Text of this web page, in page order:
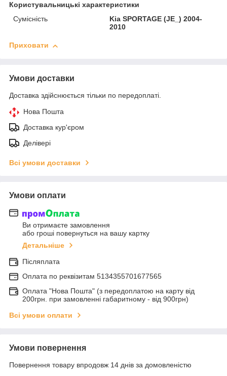
Користувальницькі характеристики
Сумісність
Kia SPORTAGE (JE_) 2004-
2010
Приховати
Умови доставки
Доставка здійснюється тільки по передоплаті.
Нова Пошта
Доставка кур'єром
Делівері
Всі умови доставки
Умови оплати
Ви отримаєте замовлення
або гроші повернуться на вашу картку
Детальніше
Післяплата
Оплата по реквiзитам 5134355701677565
Оплата "Нова Пошта" (з передоплатою на карту від
200грн. при замовленні габаритному - від 900грн)
Всі умови оплати
Умови повернення
Повернення товару впродовж 14 днів за домовленістю